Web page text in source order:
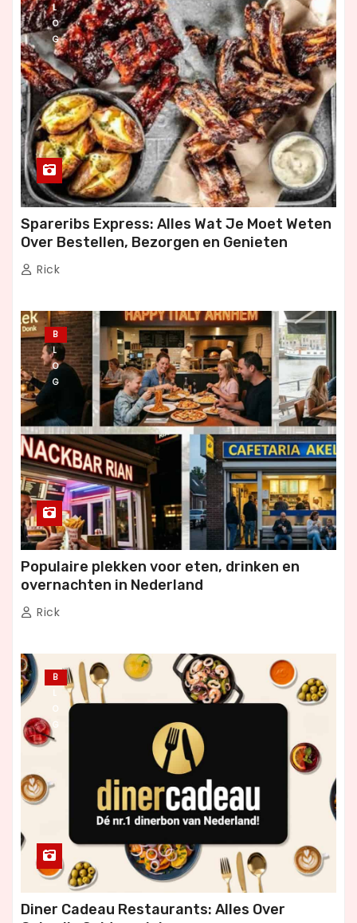
L
O
G
Spareribs Express: Alles Wat Je Moet Weten
Over Bestellen, Bezorgen en Genieten
Rick
B
L
O
G
Populaire plekken voor eten, drinken en
overnachten in Nederland
Rick
B
L
O
G
Diner Cadeau Restaurants: Alles Over